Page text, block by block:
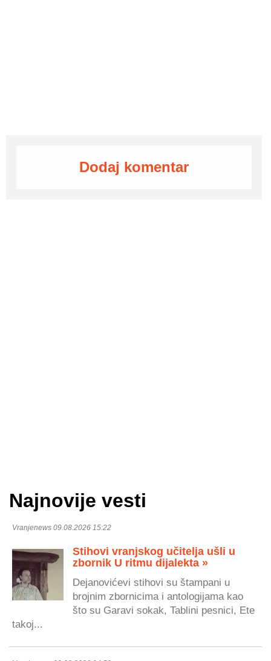
Dodaj komentar
Najnovije vesti
Vranjenews 09.08.2026 15:22
Stihovi vranjskog učitelja ušli u
zbornik U ritmu dijalekta »
Dejanovićevi stihovi su štampani u
brojnim zbornicima i antologijama kao
što su Garavi sokak, Tablini pesnici, Ete
takoj...